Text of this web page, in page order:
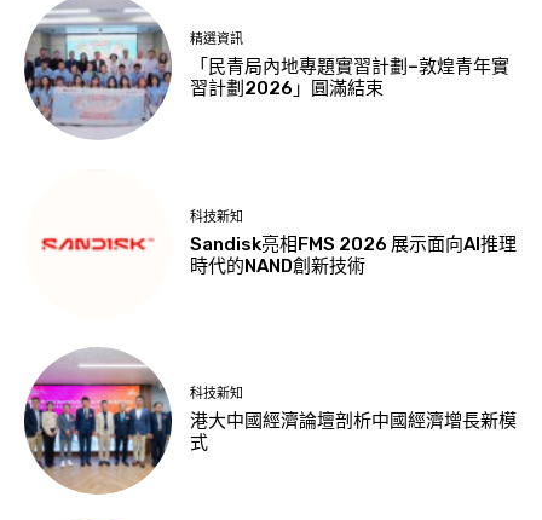
精選資訊
「民青局內地專題實習計劃–敦煌青年實
習計劃2026」圓滿結束
科技新知
Sandisk亮相FMS 2026 展示面向AI推理
時代的NAND創新技術
科技新知
港大中國經濟論壇剖析中國經濟增長新模
式